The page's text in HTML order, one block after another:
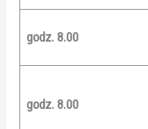
godz. 8.00
godz. 8.00